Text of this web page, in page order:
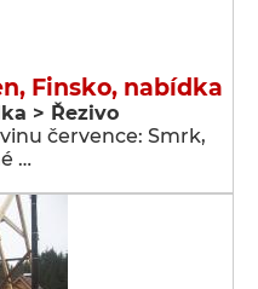
Finsko, nabídka
> Řezivo
července: Smrk,
…